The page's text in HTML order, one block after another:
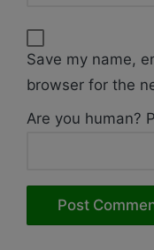
Save my name,
browser for the
Are you human?